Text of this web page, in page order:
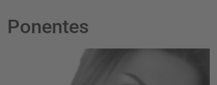
Ponentes